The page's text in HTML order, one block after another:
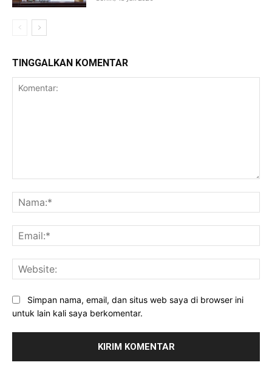
TINGGALKAN KOMENTAR
Simpan nama, email, dan situs web saya di browser ini
untuk lain kali saya berkomentar.